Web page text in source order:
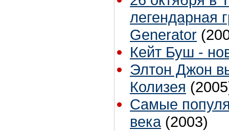
легендарная
Generator
Кейт Буш -
Элтон Джон
Колизея
Самые
века (2003)